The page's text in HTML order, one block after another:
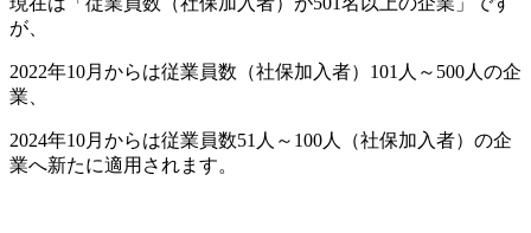
が、
2022年10月からは従業員数（社保加入者）101人～500人の企
業、
2024年10月からは従業員数51人～100人（社保加入者）の企
業へ新たに適用されます。